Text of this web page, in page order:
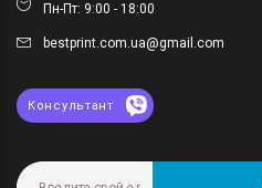
Пн-Пт: 9:00 - 18:00
bestprint.com.ua@gmail.com
Консультант